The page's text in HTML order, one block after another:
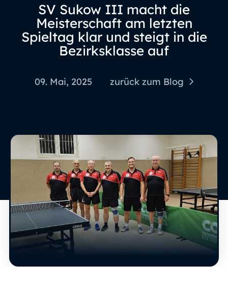
SV Sukow III macht die
Meisterschaft am letzten
Spieltag klar und steigt in die
Bezirksklasse auf
09. Mai, 2025 zurück zum Blog